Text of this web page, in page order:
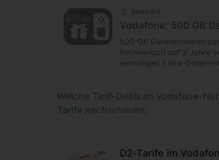
beendet
Vodafone: 500 GB
500 GB Datenvolumen
Rechnerisch auf 2 Jahre
einmaliges Extra-
Welche Tarif-Deals im Vodafone-
Tarife nachschauen:
D2-Tarife im